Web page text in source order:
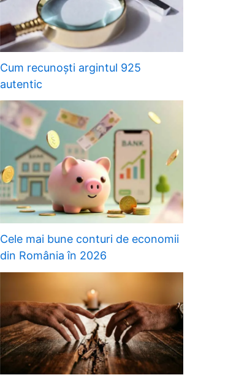
Cum recunoști argintul 925
autentic
Cele mai bune conturi de economii
din România în 2026